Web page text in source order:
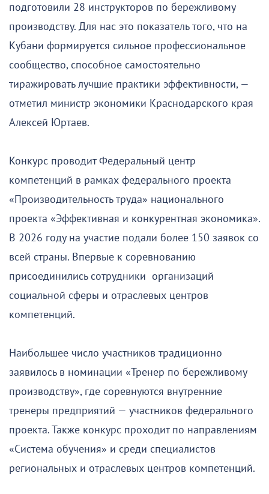
подготовили 28 инструкторов по бережливому
производству. Для нас это показатель того, что на
Кубани формируется сильное профессиональное
сообщество, способное самостоятельно
тиражировать лучшие практики эффективности, —
отметил министр экономики Краснодарского края
Алексей Юртаев.
Конкурс проводит Федеральный центр
компетенций в рамках федерального проекта
«Производительность труда» национального
проекта «Эффективная и конкурентная экономика».
В 2026 году на участие подали более 150 заявок со
всей страны. Впервые к соревнованию
присоединились сотрудники организаций
социальной сферы и отраслевых центров
компетенций.
Наибольшее число участников традиционно
заявилось в номинации «Тренер по бережливому
производству», где соревнуются внутренние
тренеры предприятий — участников федерального
проекта. Также конкурс проходит по направлениям
«Система обучения» и среди специалистов
региональных и отраслевых центров компетенций.